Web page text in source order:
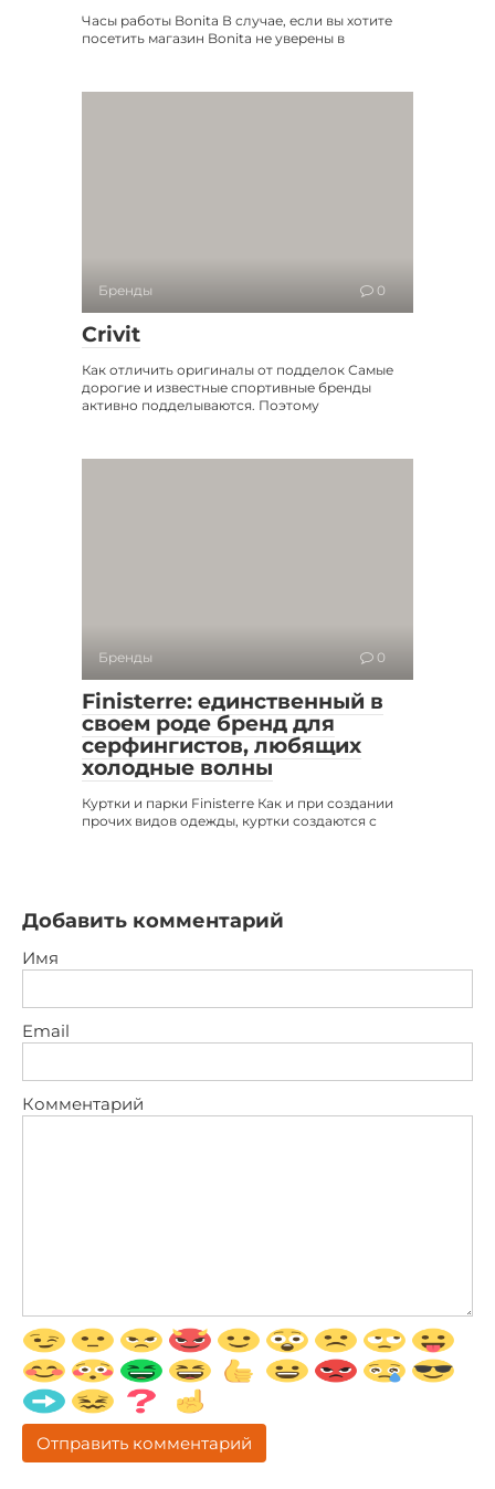
Часы работы Bonita В случае, если вы хотите
посетить магазин Bonita не уверены в
Бренды 0
Crivit
Как отличить оригиналы от подделок Самые
дорогие и известные спортивные бренды
активно подделываются. Поэтому
Бренды 0
Finisterre: единственный в
своем роде бренд для
серфингистов, любящих
холодные волны
Куртки и парки Finisterre Как и при создании
прочих видов одежды, куртки создаются с
Добавить комментарий
Имя
Email
Комментарий